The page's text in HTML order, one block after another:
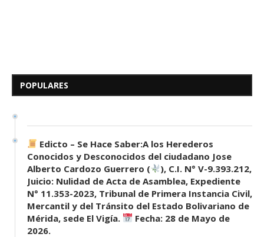
POPULARESDesconocidos del...
Edicto – Se Hace Saber:A los Herederos
Conocidos y Desconocidos del ciudadano Jose
Alberto Cardozo Guerrero (
), C.I. N° V-9.393.212,
Juicio: Nulidad de Acta de Asamblea, Expediente
N° 11.353-2023, Tribunal de Primera Instancia Civil,
Mercantil y del Tránsito del Estado Bolivariano de
Mérida, sede El Vigía.
Fecha: 28 de Mayo de
2026.